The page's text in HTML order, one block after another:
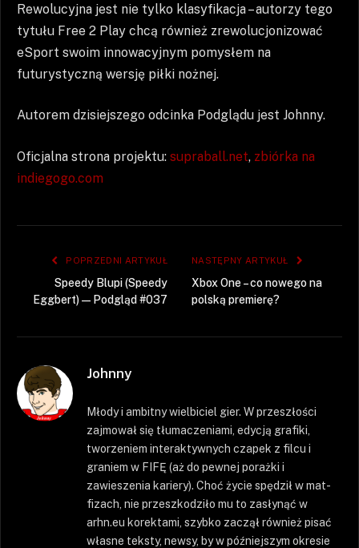
Rewolucyjna jest nie tylko klasyfikacja – autorzy tego
tytułu Free 2 Play chcą również zrewolucjonizować
eSport swoim innowacyjnym pomysłem na
futurystyczną wersję piłki nożnej.
Autorem dzisiejszego odcinka Podglądu jest Johnny.
Oficjalna strona projektu: supraball.net, zbiórka na
indiegogo.com
POPRZEDNI ARTYKUŁ
Speedy Blupi (Speedy
Eggbert) — Podgląd #037
NASTĘPNY ARTYKUŁ
Xbox One – co nowego na
polską premierę?
Johnny
Młody i ambitny wielbiciel gier. W przeszłości
zajmował się tłumaczeniami, edycją grafiki,
tworzeniem interaktywnych czapek z filcu i
graniem w FIFĘ (aż do pewnej porażki i
zawieszenia kariery). Choć życie spędził w mat-
fizach, nie przeszkodziło mu to zasłynąć w
arhn.eu korektami, szybko zaczął również pisać
własne teksty, newsy, by w późniejszym okresie